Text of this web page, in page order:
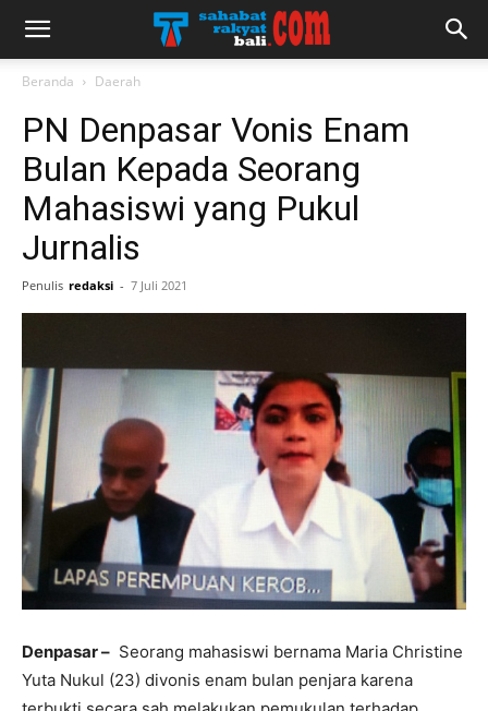
Beranda Daerah
PN Denpasar Vonis Enam
Bulan Kepada Seorang
Mahasiswi yang Pukul
Jurnalis
Penulis redaksi - 7 Juli 2021
Denpasar – Seorang mahasiswi bernama Maria Christine
Yuta Nukul (23) divonis enam bulan penjara karena